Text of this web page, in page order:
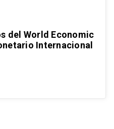
del World Economic
Internacional